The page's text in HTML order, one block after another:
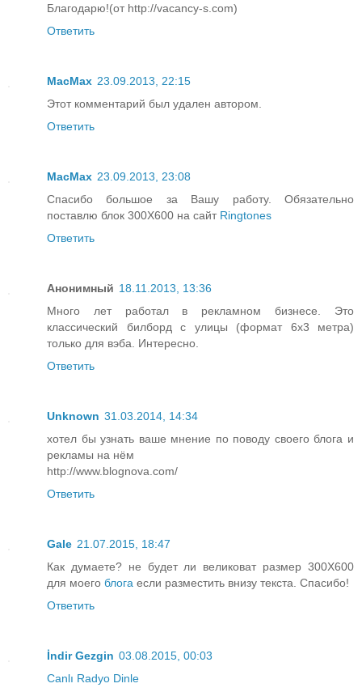
Благодарю!(от http://vacancy-s.com)
Ответить
MacMax 23.09.2013, 22:15
Этот комментарий был удален автором.
Ответить
MacMax 23.09.2013, 23:08
Спасибо большое за Вашу работу. Обязательно
поставлю блок 300Х600 на сайт Ringtones
Ответить
Анонимный 18.11.2013, 13:36
Много лет работал в рекламном бизнесе. Это
классический билборд с улицы (формат 6x3 метра)
только для вэба. Интересно.
Ответить
Unknown 31.03.2014, 14:34
хотел бы узнать ваше мнение по поводу своего блога и
рекламы на нём
http://www.blognova.com/
Ответить
Gale 21.07.2015, 18:47
Как думаете? не будет ли великоват размер 300Х600
для моего блога если разместить внизу текста. Спасибо!
Ответить
İndir Gezgin 03.08.2015, 00:03
Canlı Radyo Dinle